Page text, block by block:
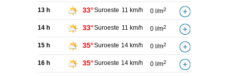
13 h 33°Suroeste 11 km/h 0 l/m2
14 h 33°Suroeste 11 km/h 0 l/m2
15 h 35°Suroeste 14 km/h 0 l/m2
16 h 35°Suroeste 14 km/h 0 l/m2